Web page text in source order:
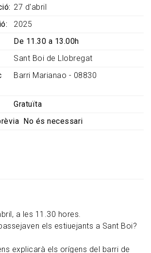
a les 11.30 hores.
els estiuejants a Sant Boi?
explicarà els orígens del barri de
27 d'abril
2025
De 11.30 a 13.00h
Sant Boi de Llobregat
Barri Marianao - 08830
Gratuïta
No és necessari